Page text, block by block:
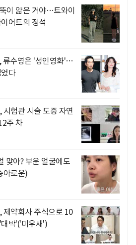
이 얇은 거야…트와이
어트의 정석
류수영은 '성인영화'…
다
험관 시술 도중 자연
주 차
맞아? 부운 얼굴에도
아로운)
약회사 주식으로 10
박'('미우새')